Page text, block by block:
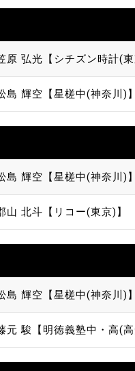
原 弘光【シチズン時計(東
島 輝空【星槎中(神奈川)】
島 輝空【星槎中(神奈川)】
山 北斗【リコー(東京)】
島 輝空【星槎中(神奈川)】
元 駿【明徳義塾中・高(高